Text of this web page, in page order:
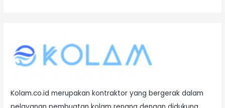
Kolam.co.id merupakan kontraktor yang bergerak dalam